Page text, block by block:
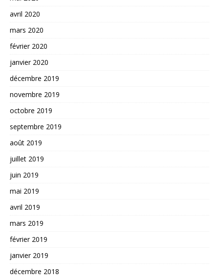
avril 2020
mars 2020
février 2020
janvier 2020
décembre 2019
novembre 2019
octobre 2019
septembre 2019
août 2019
juillet 2019
juin 2019
mai 2019
avril 2019
mars 2019
février 2019
janvier 2019
décembre 2018